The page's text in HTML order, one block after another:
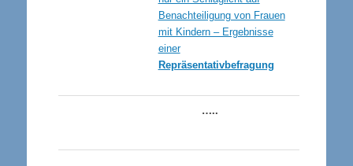
Benachteiligung von Frauen
mit Kindern – Ergebnisse
einer
Repräsentativbefragung
…..